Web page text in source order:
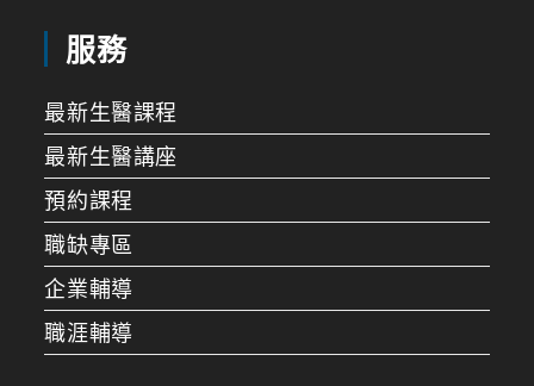
服務
最新生醫課程
最新生醫講座
預約課程
職缺專區
企業輔導
職涯輔導